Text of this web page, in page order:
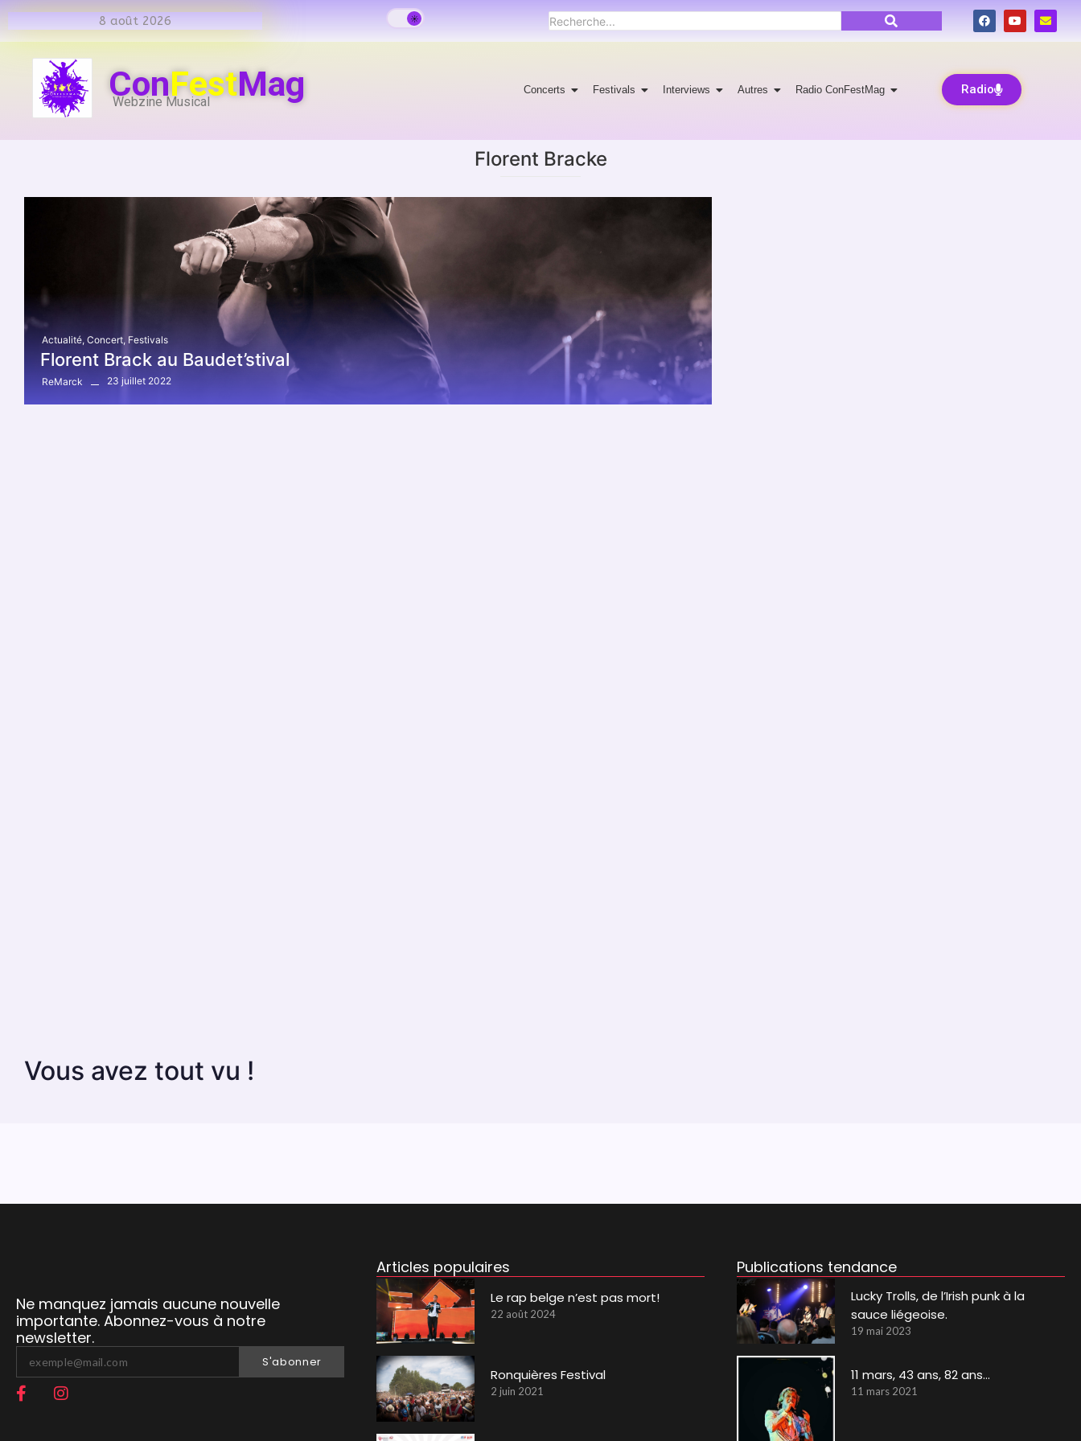
8 août 2026
ConFestMag
Webzine Musical
Concerts Festivals Interviews Autres Radio ConFestMag Radio
Florent Bracke
Actualité, Concert, Festivals
Florent Brack au Baudet’stival
ReMarck 23 juillet 2022
Vous avez tout vu !
Ne manquez jamais aucune nouvelle
importante. Abonnez-vous à notre
newsletter.
S'abonner
Articles populaires
Le rap belge n’est pas mort!
22 août 2024
Ronquières Festival
2 juin 2021
Publications tendance
Lucky Trolls, de l’Irish punk à la
sauce liégeoise.
19 mai 2023
11 mars, 43 ans, 82 ans…
11 mars 2021